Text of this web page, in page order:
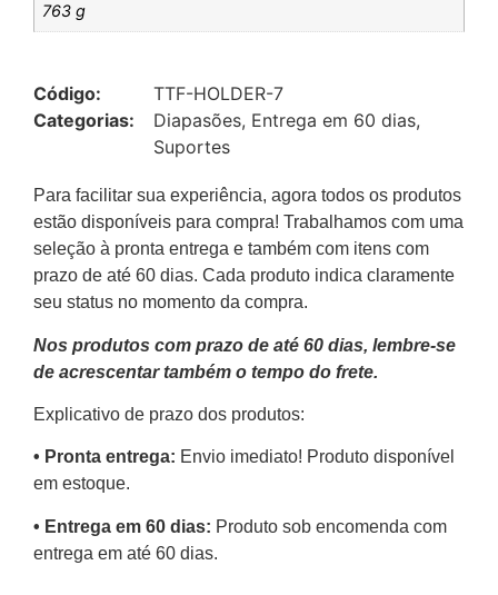
763 g
Código:
TTF-HOLDER-7
Categorias:
Diapasões, Entrega em 60 dias,
Suportes
Para facilitar sua experiência, agora todos os produtos
estão disponíveis para compra! Trabalhamos com uma
seleção à pronta entrega e também com itens com
prazo de até 60 dias. Cada produto indica claramente
seu status no momento da compra.
Nos produtos com prazo de até 60 dias, lembre-se
de acrescentar também o tempo do frete.
Explicativo de prazo dos produtos:
•⁠ ⁠Pronta entrega: Envio imediato! Produto disponível
em estoque.
•⁠ Entrega em 60 dias: Produto sob encomenda com
entrega em até 60 dias.